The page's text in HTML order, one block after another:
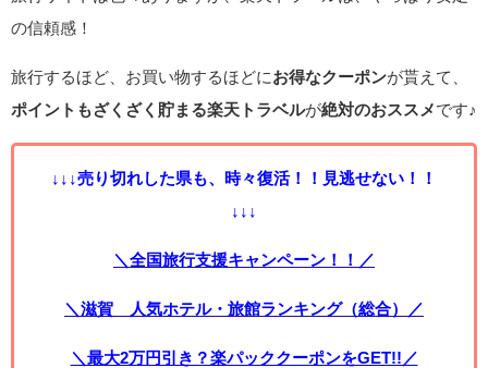
の信頼感！
旅行するほど、お買い物するほどに お得なクーポンが貰えて、
ポイントもざくざく貯まる楽天トラベルが絶対のおススメ です♪
↓↓↓売り切れした県も、時々復活！！見逃せない！！
↓↓↓
＼全国旅行支援キャンペーン！！／
＼滋賀 人気ホテル・旅館ランキング（総合）／
＼最大2万円引き？楽パッククーポンをGET!!／